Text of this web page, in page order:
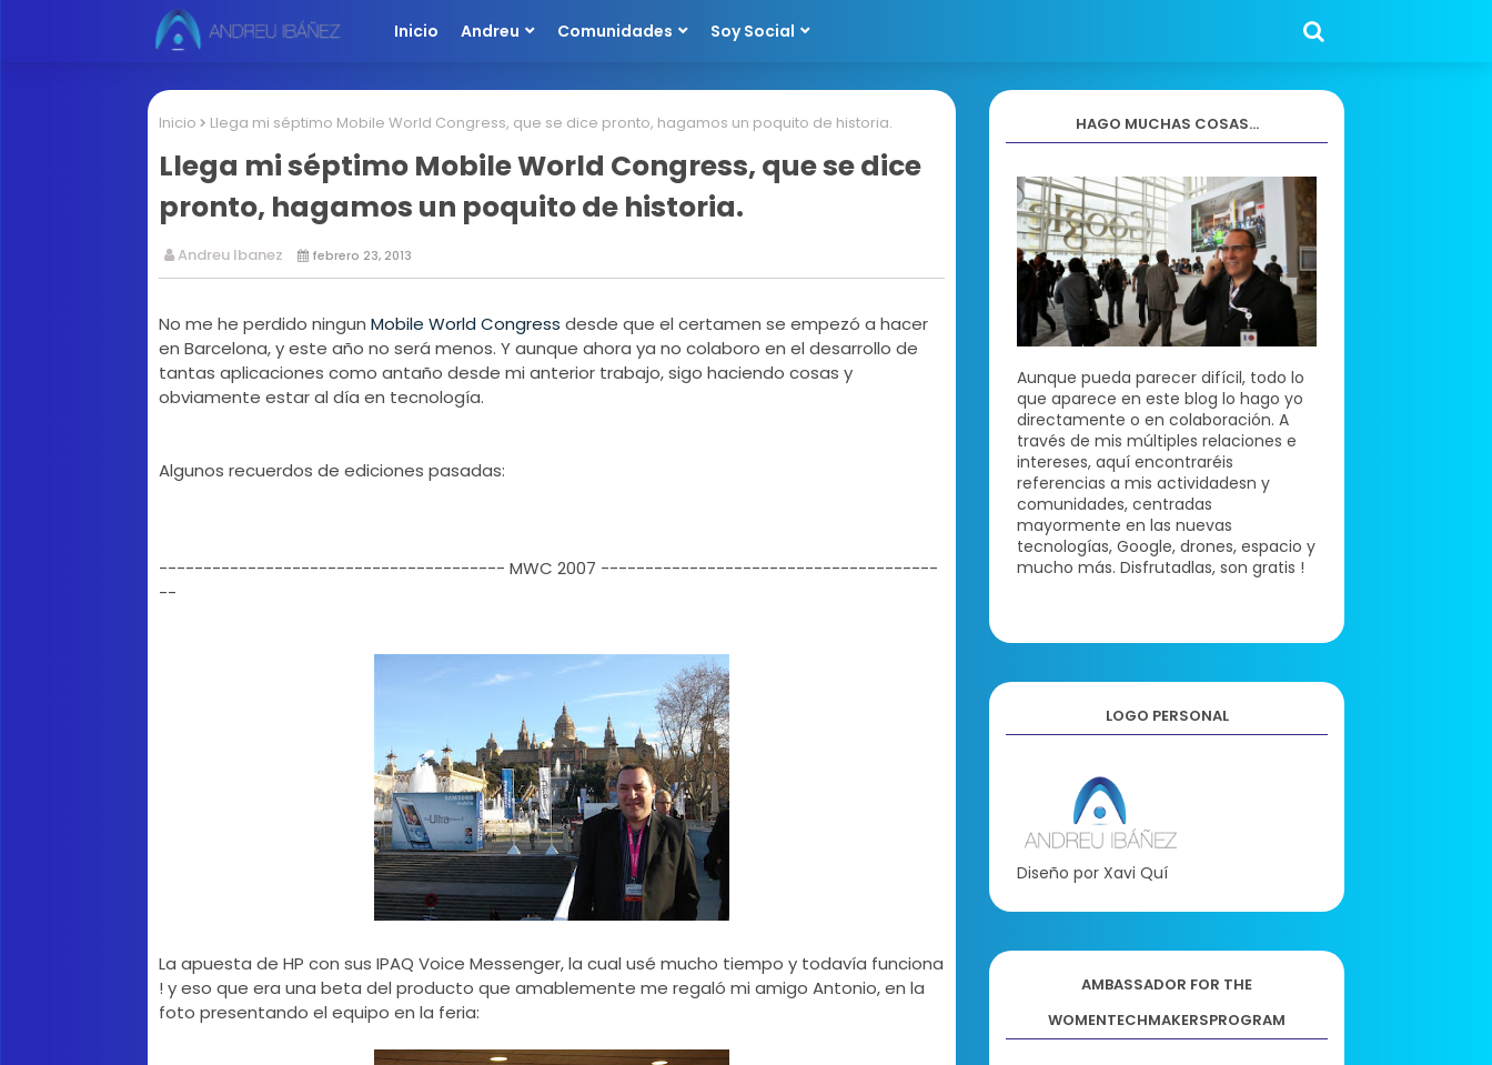
Inicio Andreu Comunidades Soy Social
Inicio Llega mi séptimo Mobile World Congress, que se dice pronto, hagamos un poquito de historia.
Llega mi séptimo Mobile World Congress, que se dice
pronto, hagamos un poquito de historia.
Andreu Ibanez febrero 23, 2013
No me he perdido ningun Mobile World Congress desde que el certamen se empezó a hacer
en Barcelona, y este año no será menos. Y aunque ahora ya no colaboro en el desarrollo de
tantas aplicaciones como antaño desde mi anterior trabajo, sigo haciendo cosas y
obviamente estar al día en tecnología.
Algunos recuerdos de ediciones pasadas:
--------------------------------------- MWC 2007 --------------------------------------
--
La apuesta de HP con sus IPAQ Voice Messenger, la cual usé mucho tiempo y todavía funciona
! y eso que era una beta del producto que amablemente me regaló mi amigo Antonio, en la
foto presentando el equipo en la feria:
HAGO MUCHAS COSAS...
Aunque pueda parecer difícil, todo lo
que aparece en este blog lo hago yo
directamente o en colaboración. A
través de mis múltiples relaciones e
intereses, aquí encontraréis
referencias a mis actividadesn y
comunidades, centradas
mayormente en las nuevas
tecnologías, Google, drones, espacio y
mucho más. Disfrutadlas, son gratis !
LOGO PERSONAL
Diseño por Xavi Quí
AMBASSADOR FOR THE
WOMENTECHMAKERSPROGRAM